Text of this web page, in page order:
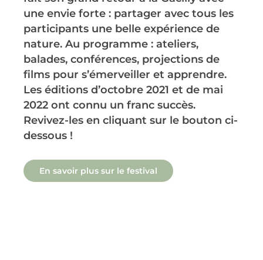
une envie forte : partager avec tous les
participants une belle expérience de
nature. Au programme : ateliers,
balades, conférences, projections de
films pour s’émerveiller et apprendre.
Les éditions d’octobre 2021 et de mai
2022 ont connu un franc succès.
Revivez-les en cliquant sur le bouton ci-
dessous !
En savoir plus sur le festival